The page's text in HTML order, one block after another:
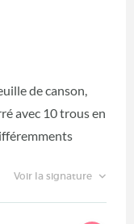
de canson,
avec 10 trous en
Voir la signature